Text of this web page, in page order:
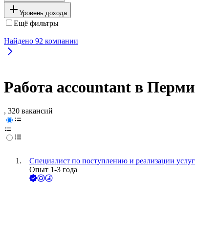
Уровень дохода
Ещё фильтры
Найдено 92 компании
Работа accountant в Перми
, 320 вакансий
Специалист по поступлению и реализации услуг
Опыт 1-3 года